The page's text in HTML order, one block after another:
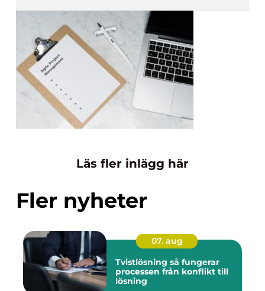
Läs fler inlägg här
Fler nyheter
07. aug
Tvistlösning så fungerar
processen från konflikt till
lösning